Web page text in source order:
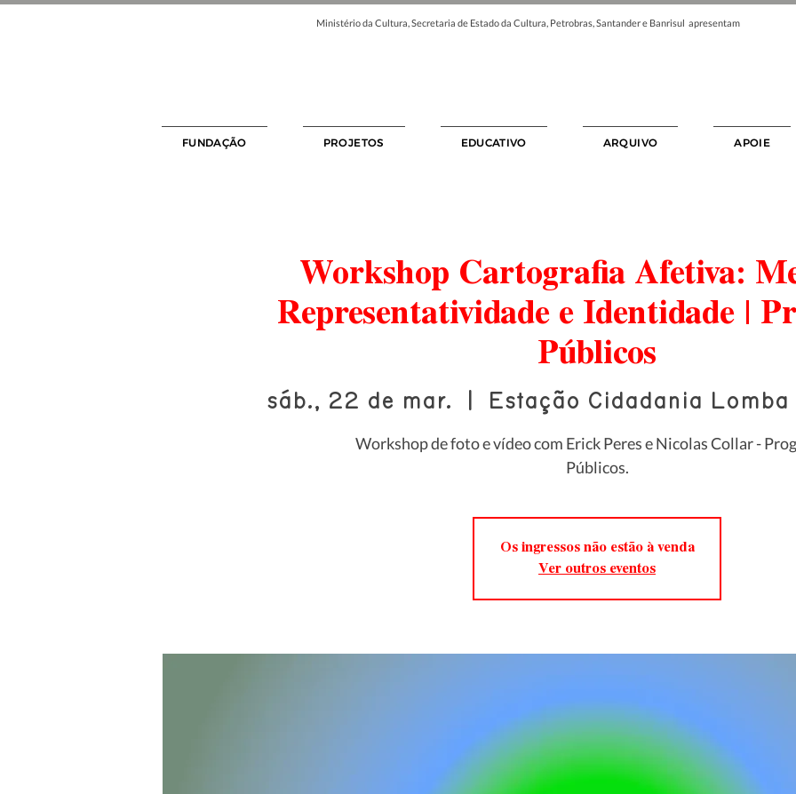
Ministério da Cultura, Secretaria de Estado da Cultura, Petrobras, Santander e Banrisul apresentam
FUNDAÇÃO PROJETOS EDUCATIVO ARQUIVO APOIE
Workshop Cartografia Afetiva:
Representatividade e Identidade |
Públicos
sáb., 22 de mar. Estação Cidadania
Workshop de foto e vídeo com Erick Peres e Nicolas Collar -
Públicos.
Os ingressos não estão à venda
Ver outros eventos